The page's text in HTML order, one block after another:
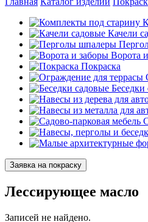
Качели
Ворота
Покраска
Беседки
Заявка на покраску
Лессирующее масло
Записей не найдено.